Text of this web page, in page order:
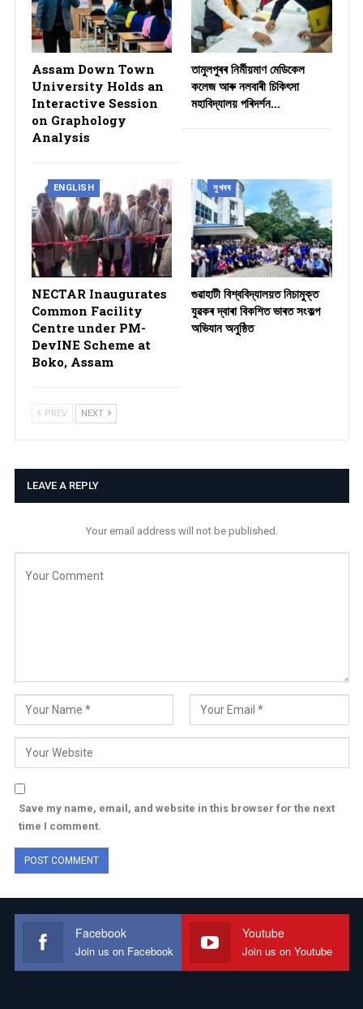
Assam Down Town
University Holds an
Interactive Session
on Graphology
Analysis
তামুলপুৰৰ নিৰ্মীয়মাণ মেডিকেল
কলেজ আৰু নলবাৰী চিকিৎসা
মহাবিদ্যালয় পৰিদৰ্শন…
ENGLISH
NECTAR Inaugurates
Common Facility
Centre under PM-
DevINE Scheme at
Boko, Assam
সুখবৰ
গুৱাহাটী বিশ্ববিদ্যালয়ত নিচামুক্ত
যুৱকৰ দ্বাৰা বিকশিত ভাৰত সংকল্প
অভিযান অনুষ্ঠিত
PREV NEXT
LEAVE A REPLY
Your email address will not be published.
Save my name, email, and website in this browser for the next
time I comment.
Facebook
Join us on Facebook
Youtube
Join us on Youtube